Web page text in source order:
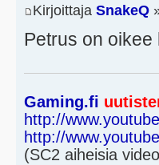
Kirjoittaja SnakeQ
Petrus on oikee
Gaming.fi
http://
http://
(SC2 aiheisia